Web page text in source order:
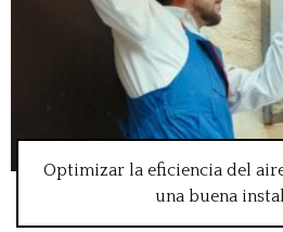
Optimizar la eficiencia del
una buena